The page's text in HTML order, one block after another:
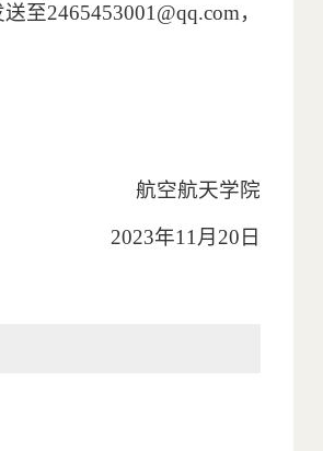
2465453001@qq.com，
航空航天学院
2023年11月20日